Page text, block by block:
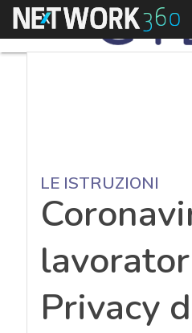
Menu
LE ISTRUZIONI
Privacy